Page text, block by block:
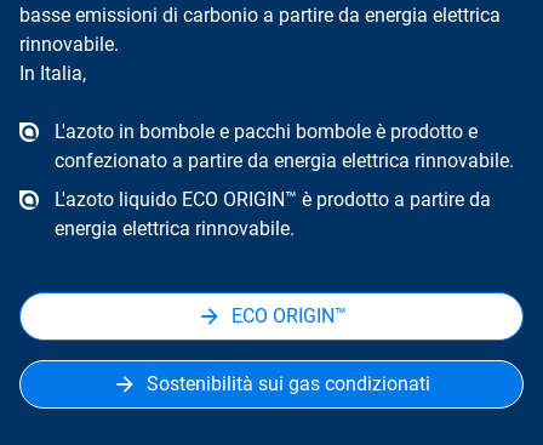
basse emissioni di carbonio a partire da energia elettrica
rinnovabile.
In Italia,
L'azoto in bombole e pacchi bombole è prodotto e
confezionato a partire da energia elettrica rinnovabile.
L'azoto liquido ECO ORIGIN™ è prodotto a partire da
energia elettrica rinnovabile.
ECO ORIGIN™
Sostenibilità sui gas condizionati